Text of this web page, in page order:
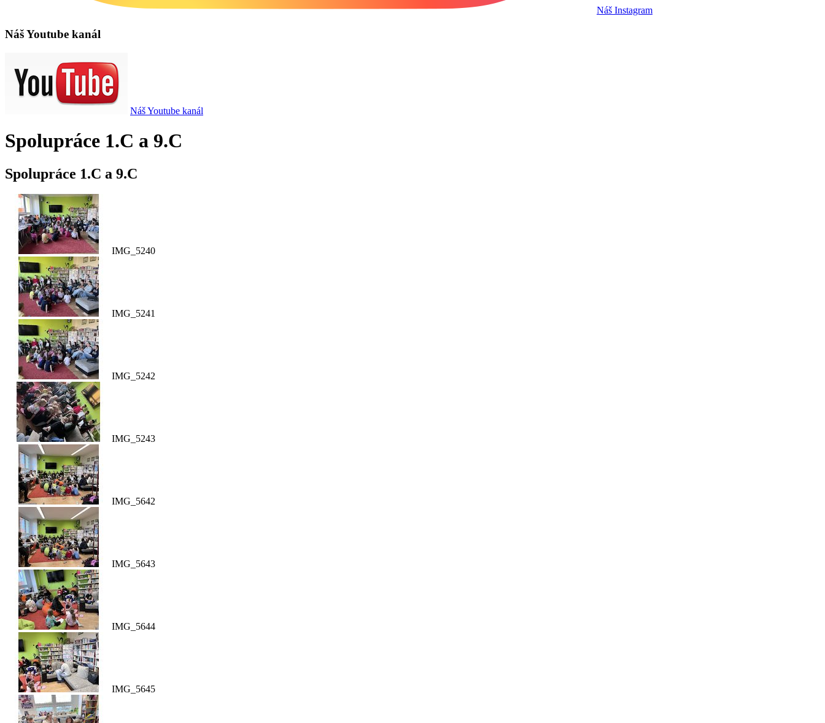
Náš Instagram
Náš Youtube kanál
Náš Youtube kanál
Spolupráce 1.C a 9.C
Spolupráce 1.C a 9.C
IMG_5240
IMG_5241
IMG_5242
IMG_5243
IMG_5642
IMG_5643
IMG_5644
IMG_5645